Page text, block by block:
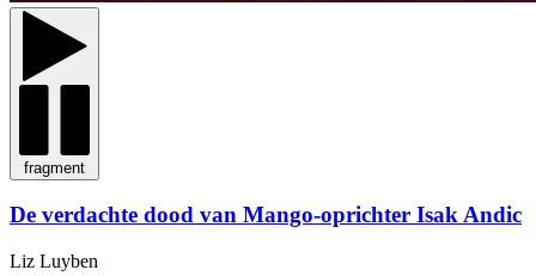
fragment
De verdachte dood van Mango-oprichter Isak Andic
Liz Luyben